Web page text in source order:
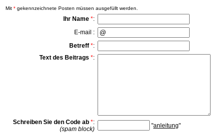
Mit * gekennzeichnete Posten müssen ausgefüllt werden.
Ihr Name *:
E-mail :
Betreff *:
Text des Beitrags *:
Schreiben Sie den Code ab *:
(spam block)
"anleitung"